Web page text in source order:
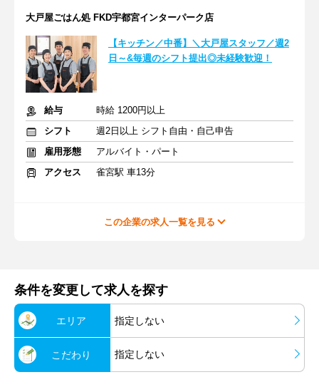
大戸屋ごはん処 FKD宇都宮インターパーク店
【キッチン／中番】＼大戸屋スタッフ／週2
日～&毎週のシフト提出◎未経験歓迎！
給与
時給 1200円以上
シフト
週2日以上 シフト自由・自己申告
雇用形態
アルバイト・パート
アクセス
雀宮駅 車13分
この企業の求人一覧を見る
条件を変更して求人を探す
エリア 指定しない
こだわり 指定しない